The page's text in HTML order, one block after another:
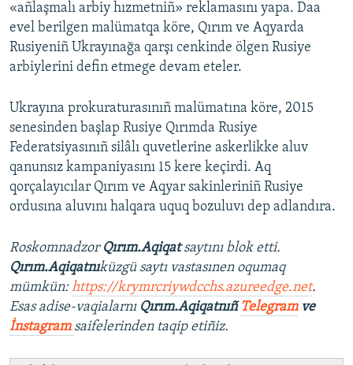
«añlaşmalı arbiy hızmetniñ» reklamasını yapa. Daa
evel berilgen malümatqa köre, Qırım ve Aqyarda
Rusiyeniñ Ukrayınağa qarşı cenkinde ölgen Rusiye
arbiylerini defin etmege devam eteler.
Ukrayına prokuraturasınıñ malümatına köre, 2015
senesinden başlap Rusiye Qırımda Rusiye
Federatsiyasınıñ silâlı quvetlerine askerlikke aluv
qanunsız kampaniyasını 15 kere keçirdi. Aq
qorçalayıcılar Qırım ve Aqyar sakinleriniñ Rusiye
ordusına aluvını halqara uquq bozuluvı dep adlandıra.
Roskomnadzor Qırım.Aqiqatsaytını blok etti.
Qırım.Aqiqatnıküzgü saytı vastasınen oqumaq
mümkün:https://krymrcriywdcchs.azureedge.net.
Esas adise-vaqialarnı Qırım.Aqiqatnıñ Telegramve
İnstagram saifelerinden taqip etiñiz.